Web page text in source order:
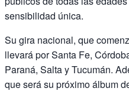
sensibilidad única.
Su gira nacional, que
llevará por Santa Fe,
Paraná, Salta y Tucumán.
que será su próximo álbum